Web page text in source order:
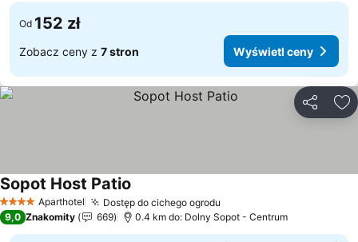
Od 152 zł
Zobacz ceny z 7 stron Wyświetl ceny
4 KategoriaAparthotel Dostęp do cichego ogrodu
Sopot Host Patio
9,0 Znakomity 669 0.4 km do: Dolny Sopot - Centrum